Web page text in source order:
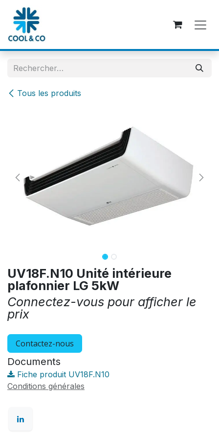
Se rendre au contenu
Tous les produits
UV18F.N10 Unité intérieure
plafonnier LG 5kW
Connectez-vous pour afficher le
prix
Contactez-nous
Documents
Fiche produit UV18F.N10
Conditions générales